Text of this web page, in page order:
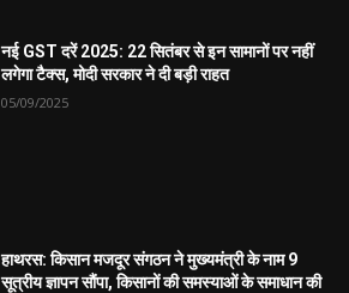
नई GST दरें 2025: 22 सितंबर से इन सामानों पर नहीं
लगेगा टैक्स, मोदी सरकार ने दी बड़ी राहत
05/09/2025
हाथरस: किसान मजदूर संगठन ने मुख्यमंत्री के नाम 9
सूत्रीय ज्ञापन सौंपा, किसानों की समस्याओं के समाधान की